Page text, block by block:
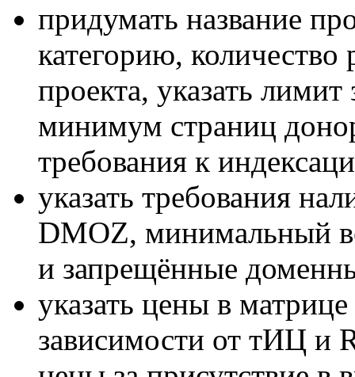
придумать название
категорию,
проекта, указать
минимум страниц
требования к
указать требования
DMOZ, минимальный
и запрещённые
указать цены в
зависимости от тИЦ и